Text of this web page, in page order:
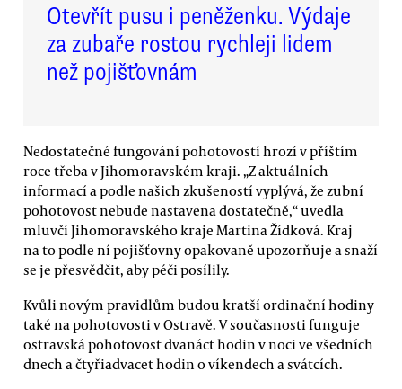
Otevřít pusu i peněženku. Výdaje
za zubaře rostou rychleji lidem
než pojišťovnám
Nedostatečné fungování pohotovostí hrozí v příštím
roce třeba v Jihomoravském kraji. „Z aktuálních
informací a podle našich zkušeností vyplývá, že zubní
pohotovost nebude nastavena dostatečně,“ uvedla
mluvčí Jihomoravského kraje Martina Žídková. Kraj
na to podle ní pojišťovny opakovaně upozorňuje a snaží
se je přesvědčit, aby péči posílily.
Kvůli novým pravidlům budou kratší ordinační hodiny
také na pohotovosti v Ostravě. V současnosti funguje
ostravská pohotovost dvanáct hodin v noci ve všedních
dnech a čtyřiadvacet hodin o víkendech a svátcích.